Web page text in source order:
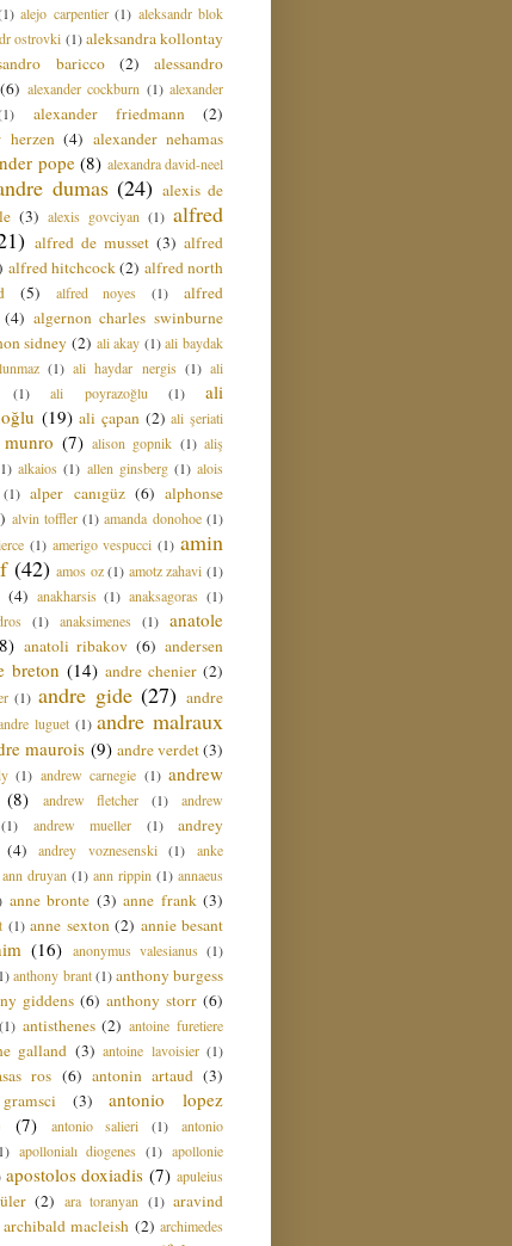
alejo carpentier (1) aleksandr blok
ostrovki (1) aleksandra kollontay
baricco (2)
alessandro
(6) alexander cockburn (1) alexander
alexander friedmann
(2)
herzen (4) alexander nehamas
pope (8) alexandra david-neel
dumas (24) alexis de
(3) alexis govciyan (1) alfred
alfred de musset (3) alfred
alfred hitchcock(2) alfred north
(5) alfred noyes (1)
alfred
(4) algernon charles swinburne
sidney (2) ali akay (1) ali baydak
(1) ali haydar nergis (1) ali
(1) ali poyrazoğlu (1)
ali
(19) ali çapan (2) ali şeriati
(7) alison gopnik (1) aliş
alkaios (1) allen ginsberg (1) alois
(1) alper canıgüz (6) alphonse
alvin toffler (1) amanda donohoe (1)
(1) amerigo vespucci (1) amin
(42) amos oz (1) amotz zahavi (1)
(4) anakharsis (1) anaksagoras (1)
(1) anaksimenes (1) anatole
anatoli ribakov (6) andersen
breton (14) andre chenier (2)
(1) andre gide (27) andre
luguet (1) andre malraux
maurois (9) andre verdet(3)
(1) andrew carnegie (1) andrew
(8) andrew fletcher (1)
andrew
(1) andrew mueller (1)
andrey
(4) andrey voznesenski (1)
anke
ann druyan (1) ann rippin (1) annaeus
anne bronte (3) anne frank (3)
(1) anne sexton (2) annie besant
(16) anonymus valesianus (1)
anthony brant (1) anthony burgess
giddens (6) anthony storr (6)
(1) antisthenes (2) antoine furetiere
galland (3) antoine lavoisier (1)
ros (6) antonin artaud (3)
(3)
antonio lopez
(7) antonio salieri (1)
antonio
apollonialı diogenes (1) apollonie
apostolos doxiadis (7) apuleius
(2) ara toranyan (1) aravind
archibald macleish (2) archimedes